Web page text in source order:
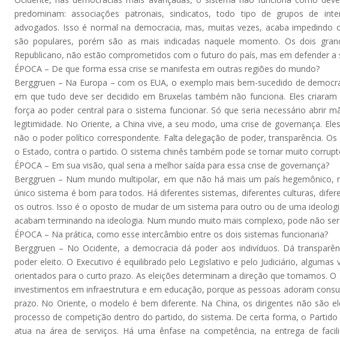
predominam: associações patronais, sindicatos, todo tipo de grupos de
advogados. Isso é normal na democracia, mas, muitas vezes, acaba
são populares, porém são as mais indicadas naquele momento. Os dois
Republicano, não estão comprometidos com o futuro do país, mas em defender
ÉPOCA – De que forma essa crise se manifesta em outras regiões do mundo?
Berggruen – Na Europa – com os EUA, o exemplo mais bem-sucedido de
em que tudo deve ser decidido em Bruxelas também não funciona. Eles
força ao poder central para o sistema funcionar. Só que seria necessário abrir
legitimidade. No Oriente, a China vive, a seu modo, uma crise de governança.
não o poder político correspondente. Falta delegação de poder, transparência.
o Estado, contra o partido. O sistema chinês também pode se tornar muito
ÉPOCA – Em sua visão, qual seria a melhor saída para essa crise de governança?
Berggruen – Num mundo multipolar, em que não há mais um país
único sistema é bom para todos. Há diferentes sistemas, diferentes culturas,
os outros. Isso é o oposto de mudar de um sistema para outro ou de uma
acabam terminando na ideologia. Num mundo muito mais complexo, pode não
ÉPOCA – Na prática, como esse intercâmbio entre os dois sistemas funcionaria?
Berggruen – No Ocidente, a democracia dá poder aos indivíduos. Dá
poder eleito. O Executivo é equilibrado pelo Legislativo e pelo Judiciário,
orientados para o curto prazo. As eleições determinam a direção que tomamos.
investimentos em infraestrutura e em educação, porque as pessoas adoram
prazo. No Oriente, o modelo é bem diferente. Na China, os dirigentes não são
processo de competição dentro do partido, do sistema. De certa forma, o
atua na área de serviços. Há uma ênfase na competência, na entrega de